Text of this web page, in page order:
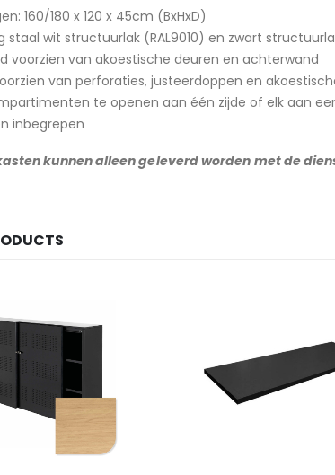
160/180 x 120 x 45cm (BxHxD)
staal wit structuurlak (RAL9010) en zwart structuurlak
voorzien van akoestische deuren en achterwand
van perforaties, justeerdoppen en
te openen aan één zijde of elk aan
inbegrepen
kunnen alleen geleverd worden met de